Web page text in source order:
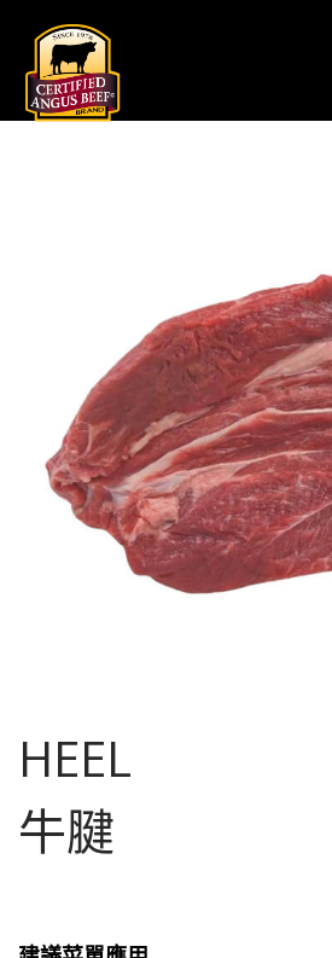
HEEL
牛腱